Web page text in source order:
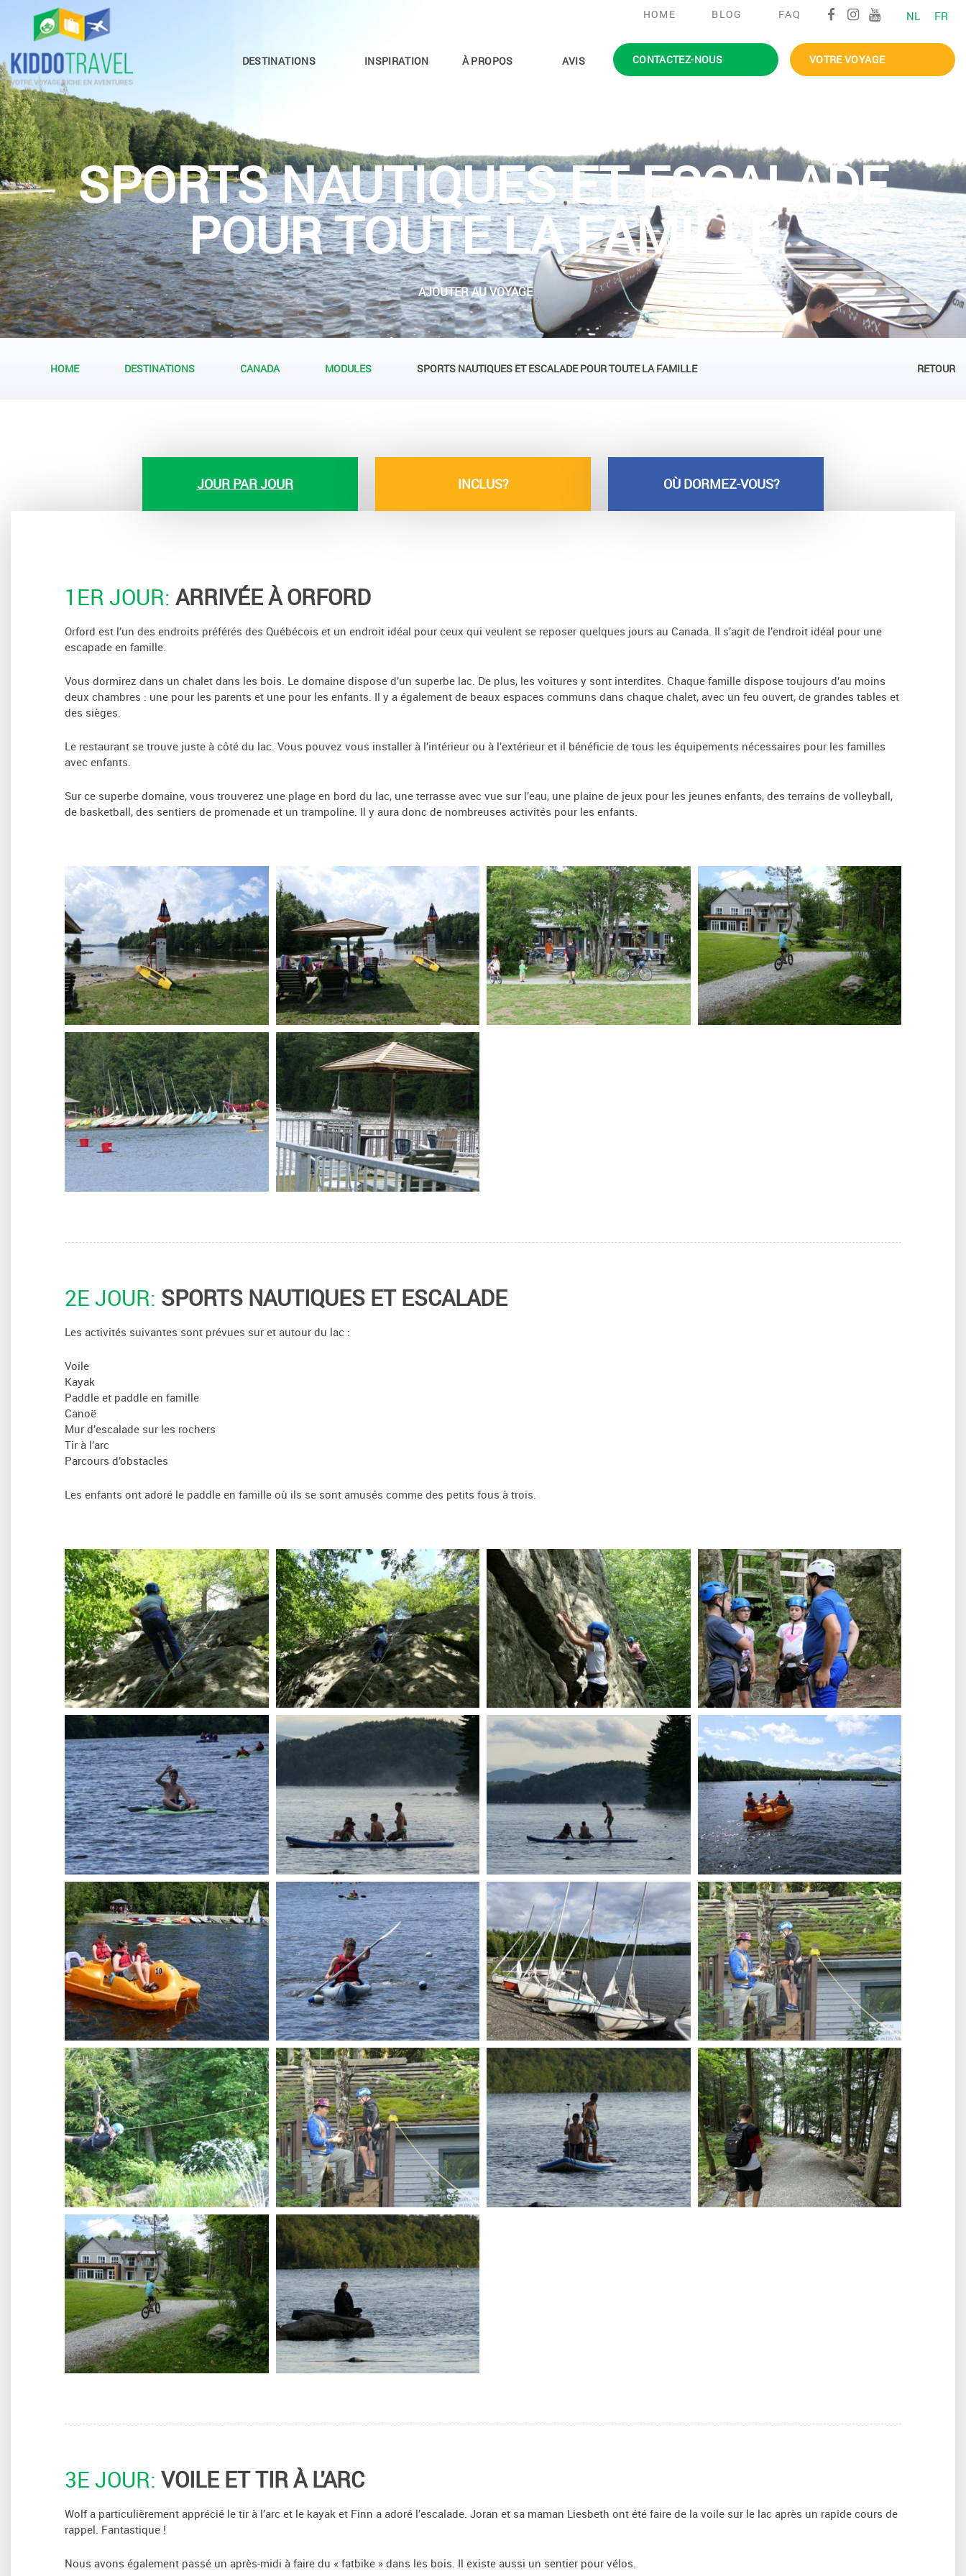
HOME BLOG FAQ NL FR
DESTINATIONS INSPIRATION À PROPOS AVIS CONTACTEZ-NOUS VOTRE VOYAGE
SPORTS NAUTIQUES ET ESCALADE
POUR TOUTE LA FAMILLE
AJOUTER AU VOYAGE
HOME DESTINATIONS CANADA MODULES SPORTS NAUTIQUES ET ESCALADE POUR TOUTE LA FAMILLE RETOUR
JOUR PAR JOUR INCLUS? OÙ DORMEZ-VOUS?
1ER JOUR: ARRIVÉE À ORFORD
Orford est l’un des endroits préférés des Québécois et un endroit idéal pour ceux qui veulent se reposer quelques jours au Canada. Il s’agit de l’endroit idéal pour une
escapade en famille.
Vous dormirez dans un chalet dans les bois. Le domaine dispose d’un superbe lac. De plus, les voitures y sont interdites. Chaque famille dispose toujours d’au moins
deux chambres : une pour les parents et une pour les enfants. Il y a également de beaux espaces communs dans chaque chalet, avec un feu ouvert, de grandes tables et
des sièges.
Le restaurant se trouve juste à côté du lac. Vous pouvez vous installer à l’intérieur ou à l’extérieur et il bénéficie de tous les équipements nécessaires pour les familles
avec enfants.
Sur ce superbe domaine, vous trouverez une plage en bord du lac, une terrasse avec vue sur l’eau, une plaine de jeux pour les jeunes enfants, des terrains de volleyball,
de basketball, des sentiers de promenade et un trampoline. Il y aura donc de nombreuses activités pour les enfants.
2E JOUR: SPORTS NAUTIQUES ET ESCALADE
Les activités suivantes sont prévues sur et autour du lac :
Voile
Kayak
Paddle et paddle en famille
Canoë
Mur d’escalade sur les rochers
Tir à l’arc
Parcours d’obstacles
Les enfants ont adoré le paddle en famille où ils se sont amusés comme des petits fous à trois.
3E JOUR: VOILE ET TIR À L'ARC
Wolf a particulièrement apprécié le tir à l’arc et le kayak et Finn a adoré l’escalade. Joran et sa maman Liesbeth ont été faire de la voile sur le lac après un rapide cours de
rappel. Fantastique !
Nous avons également passé un après-midi à faire du « fatbike » dans les bois. Il existe aussi un sentier pour vélos.